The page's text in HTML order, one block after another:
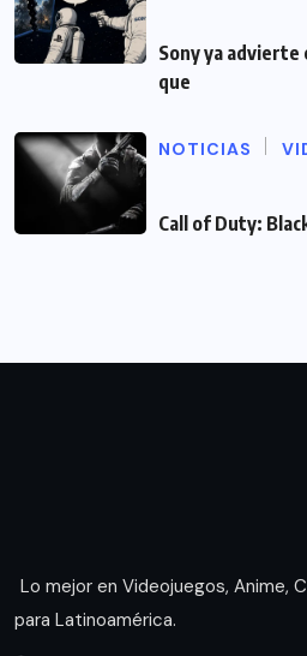
Sony ya advierte
que
NOTICIAS
Call of Duty:
Lo mejor en Videojuegos, Anime,
para Latinoamérica.